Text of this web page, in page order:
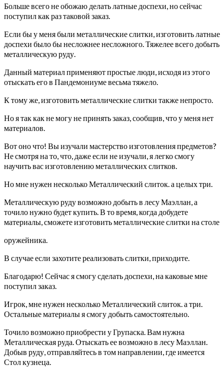
Больше всего не обожаю делать латные доспехи, но сейчас
поступил как раз таковой заказ.
Если бы у меня были металлические слитки, изготовить латные
доспехи было бы несложнее несложного. Тяжелее всего добыть
металлическую руду.
Данный материал применяют простые люди, исходя из этого
отыскать его в Пандемониуме весьма тяжело.
К тому же, изготовить металлические слитки также непросто.
Но я так как не могу не принять заказ, сообщив, что у меня нет
материалов.
Вот оно что! Вы изучали мастерство изготовления предметов?
Не смотря на то, что, даже если не изучали, я легко смогу
научить вас изготовлению металлических слитков.
Но мне нужен несколько Металлический слиток. а целых три.
Металлическую руду возможно добыть в лесу Маэллан, а
точило нужно будет купить. В то время, когда добудете
материалы, сможете изготовить металлические слитки на столе
оружейника.
В случае если захотите реализовать слитки, приходите.
Благодарю! Сейчас я смогу сделать доспехи, на каковые мне
поступил заказ.
Игрок, мне нужен несколько Металлический слиток. а три.
Остальные материалы я смогу добыть самостоятельно.
Точило возможно приобрести у Групаска. Вам нужна
Металлическая руда. Отыскать ее возможно в лесу Маэллан.
Добыв руду, отправляйтесь в том направлении, где имеется
Стол кузнеца.